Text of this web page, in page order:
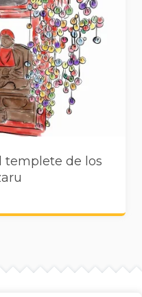
templete de los